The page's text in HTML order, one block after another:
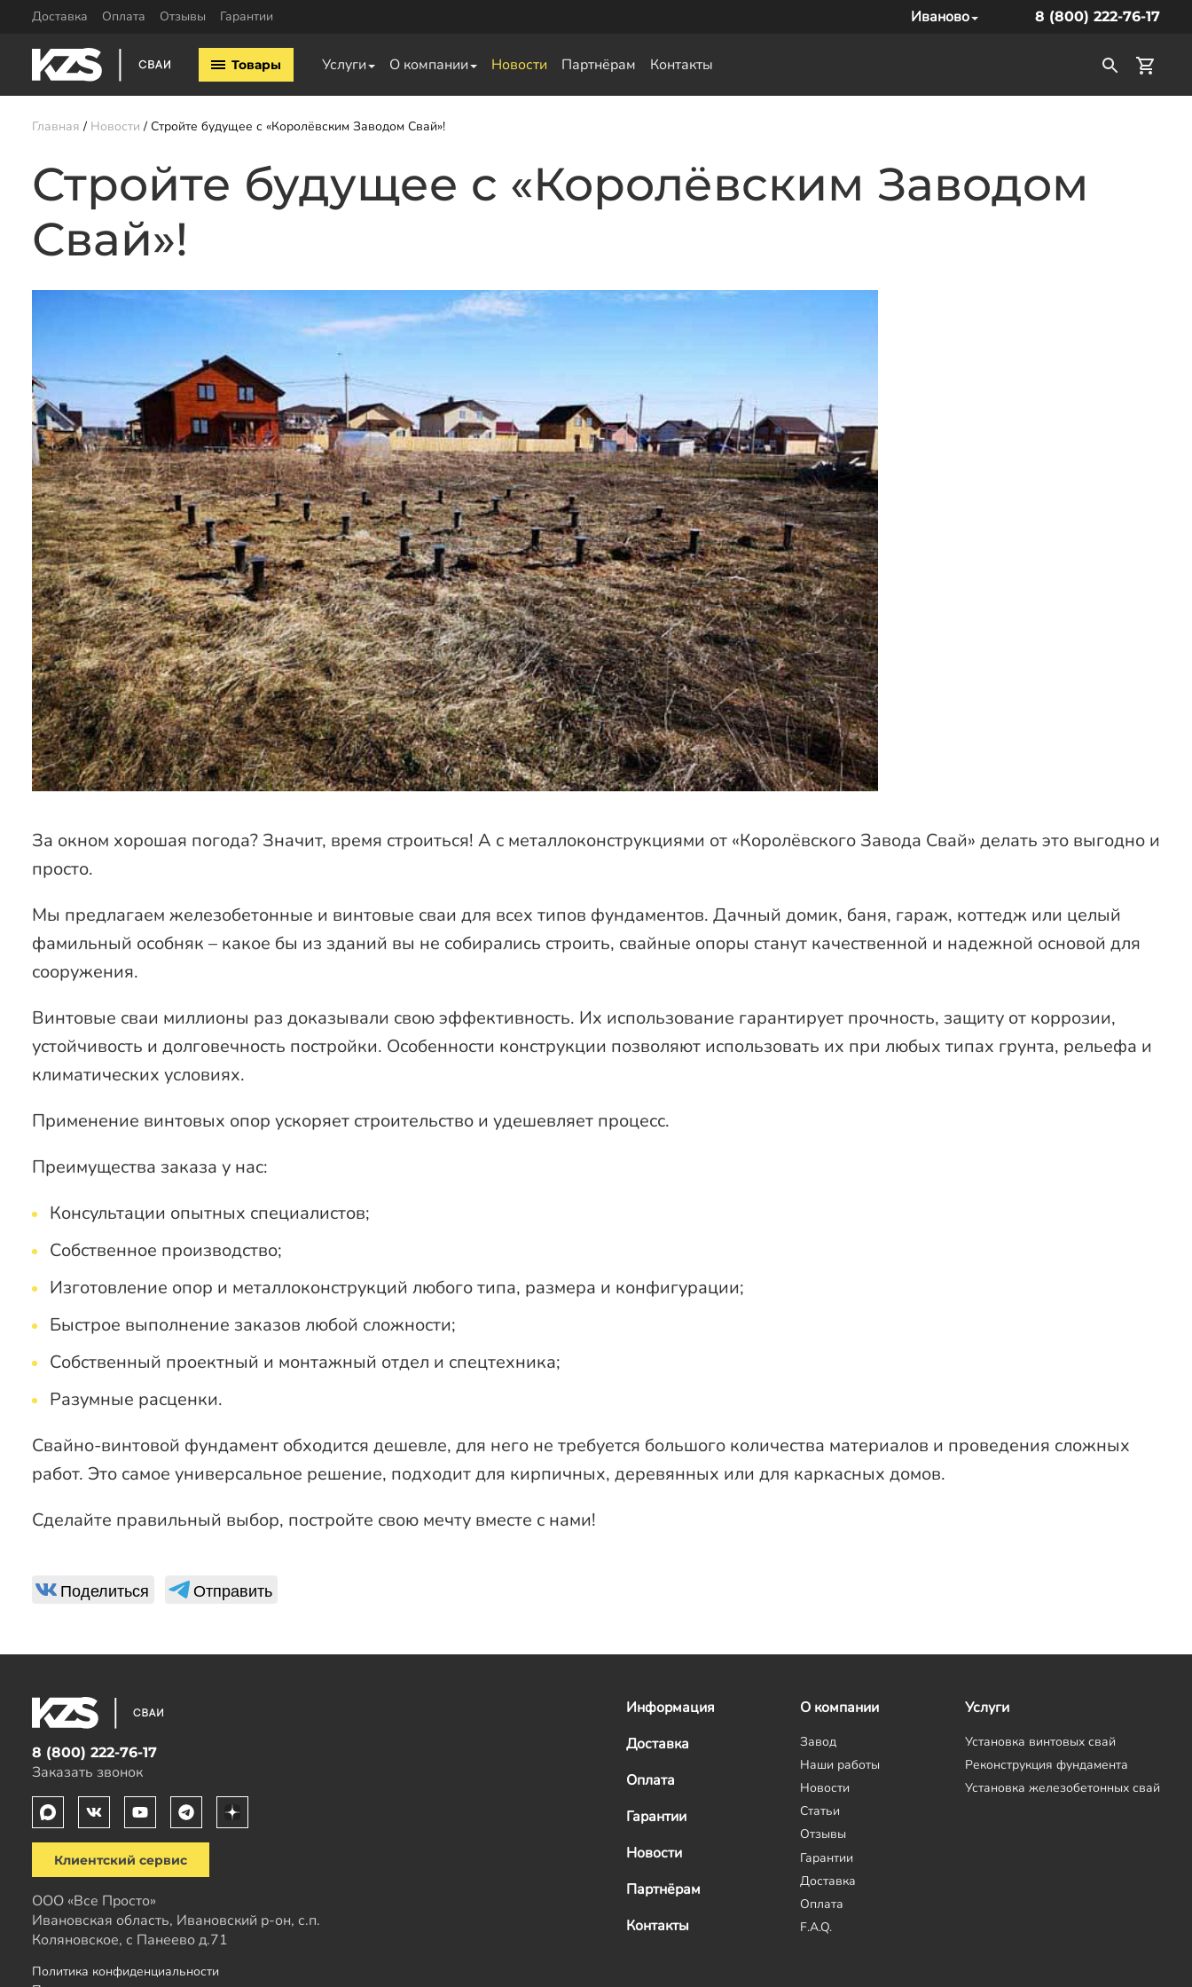
Доставка Оплата Отзывы Гарантии Иваново 8 (800) 222-76-17
Товары Услуги О компании Новости Партнёрам Контакты
Винтовые сваи 57мм
Винтовые сваи 108мм
Оголовки для винтовых свай
Заказать звонок
Главная Новости Стройте будущее с «Королёвским Заводом Свай»!
Стройте будущее с «Королёвским Заводом
Свай»!
За окном хорошая погода? Значит, время строиться! А с металлоконструкциями от «Королёвского Завода Свай» делать это выгодно и
просто.
Мы предлагаем железобетонные и винтовые сваи для всех типов фундаментов. Дачный домик, баня, гараж, коттедж или целый
фамильный особняк – какое бы из зданий вы не собирались строить, свайные опоры станут качественной и надежной основой для
сооружения.
Винтовые сваи миллионы раз доказывали свою эффективность. Их использование гарантирует прочность, защиту от коррозии,
устойчивость и долговечность постройки. Особенности конструкции позволяют использовать их при любых типах грунта, рельефа и
климатических условиях.
Применение винтовых опор ускоряет строительство и удешевляет процесс.
Преимущества заказа у нас:
Консультации опытных специалистов;
Собственное производство;
Изготовление опор и металлоконструкций любого типа, размера и конфигурации;
Быстрое выполнение заказов любой сложности;
Собственный проектный и монтажный отдел и спецтехника;
Разумные расценки.
Свайно-винтовой фундамент обходится дешевле, для него не требуется большого количества материалов и проведения сложных
работ. Это самое универсальное решение, подходит для кирпичных, деревянных или для каркасных домов.
Сделайте правильный выбор, постройте свою мечту вместе с нами!
Поделиться Отправить
8 (800) 222-76-17
Заказать звонок
Клиентский сервис
ООО «Все Просто»
Ивановская область, Ивановский р-он, с.п.
Коляновское, с Панеево д.71
Политика конфиденциальности
Информация
Доставка
Оплата
Гарантии
Новости
Партнёрам
Контакты
О компании
Завод
Наши работы
Новости
Статьи
Отзывы
Гарантии
Доставка
Оплата
F.A.Q.
Услуги
Установка винтовых свай
Реконструкция фундамента
Установка железобетонных свай